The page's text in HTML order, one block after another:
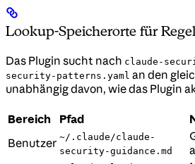
Lookup-Speicherorte für
Das Plugin sucht nach claude-
security-patterns.yaml an den
unabhängig davon, wie das Plugin
Bereich Pfad
Benutzer ~/.claude/claude-
security-guidance.md